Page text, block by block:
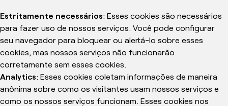
Estritamente necessários: Esses cookies são necessários
para fazer uso de nossos serviços. Você pode configurar
seu navegador para bloquear ou alertá-lo sobre esses
cookies, mas nossos serviços não funcionarão
corretamente sem esses cookies.
Analytics: Esses cookies coletam informações de maneira
anônima sobre como os visitantes usam nossos serviços e
como os nossos serviços funcionam. Esses cookies nos